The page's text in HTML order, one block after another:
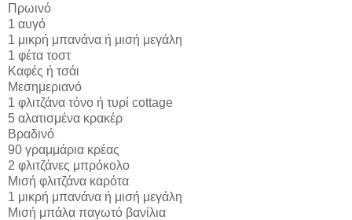
Πρωινό
1 αυγό
1 μικρή μπανάνα ή μισή μεγάλη
1 φέτα τοστ
Καφές ή τσάι
Μεσημεριανό
1 φλιτζάνα τόνο ή τυρί cottage
5 αλατισμένα κρακέρ
Βραδινό
90 γραμμάρια κρέας
2 φλιτζάνες μπρόκολο
Μισή φλιτζάνα καρότα
1 μικρή μπανάνα ή μισή μεγάλη
Μισή μπάλα παγωτό βανίλια